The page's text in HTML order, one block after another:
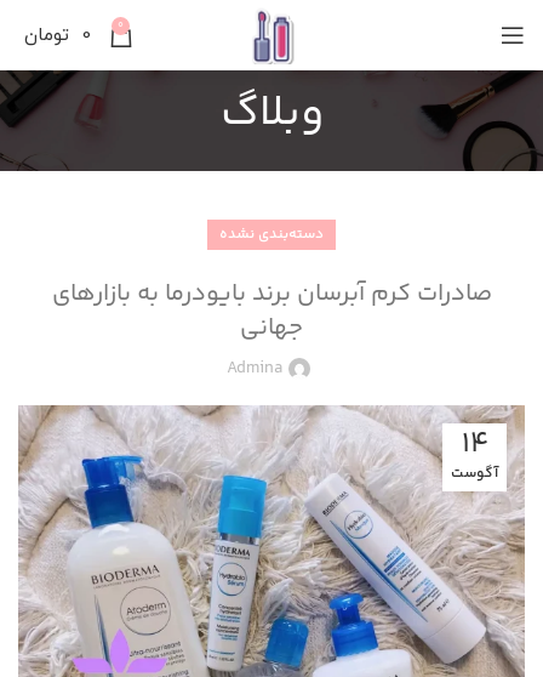
0
0 تومان
وبلاگ
دسته‌بندی نشده
صادرات کرم آبرسان برند بایودرما به بازارهای
جهانی
Admina
14
آگوست